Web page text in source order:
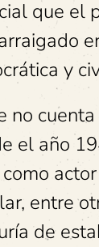
que el
y
no
el año
entre
de